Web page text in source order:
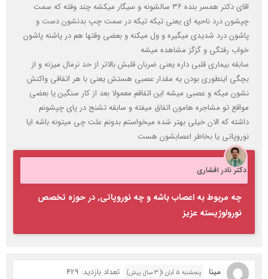
اقای دکتر همسر بنده ۳۶ سالشونه و سیگار میکشه چند وقته که سمت
چپشون درد ناحیه ای یعنی تیکه تیکه در سمت چپ بدنشون دست و
پاشون درد شدیدی میگیره و ول میکنه و بعضی وقتها هم در پاشنه پاشون
خواب رفتگی و گزگز مشاهده میشه
سابقه بیماری قلبی داره یعنی ضربان قلبش بالاتر از حد نرمال میزنه و از
بچگی اینطوری بودن یه مقدار عصبی هستش یعنی با هر اتفاقی واکنش
نشون میکه و عصبی میشه این اتفاقم معمولا بعد از کار سنگین یا بعضی
مواقع تو مشاجره هامون اتفاق میفته و سابقه تشنج در پای چپشونم
داشته که الان خیلی بهتر شده میخواستم بدونم علت چی میتونه باشه ایا
نوروپاتی یا بخاطر اعصابشون هست
دکتر نادر افشاری
چه مربوط به اعصاب باشه و چه نوروپاتی, در حوزه تخصص
نورولوژیسته عزیز
مینا پنجشنبه ۵ آبان ۱( 3 سال پیش)
تعداد بازدید: 429